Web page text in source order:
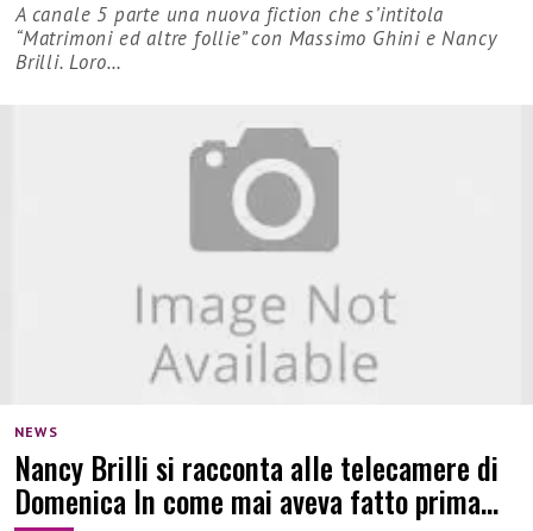
A canale 5 parte una nuova fiction che s’intitola
“Matrimoni ed altre follie” con Massimo Ghini e Nancy
Brilli. Loro…
NEWS
Nancy Brilli si racconta alle telecamere di
Domenica In come mai aveva fatto prima…